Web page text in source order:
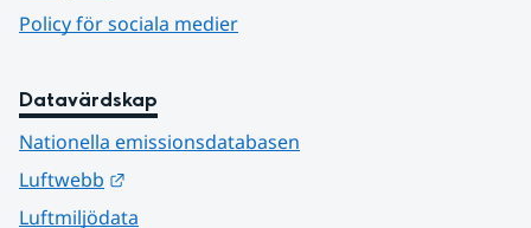
Policy för sociala medier
Datavärdskap
Nationella emissionsdatabasen
Luftwebb
Luftmiljödata